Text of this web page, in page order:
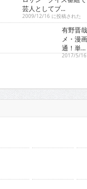
哉 ゲーム・アニメ・漫画・
に投稿された
ジャス 『夢が叶うというの
16 に投稿された